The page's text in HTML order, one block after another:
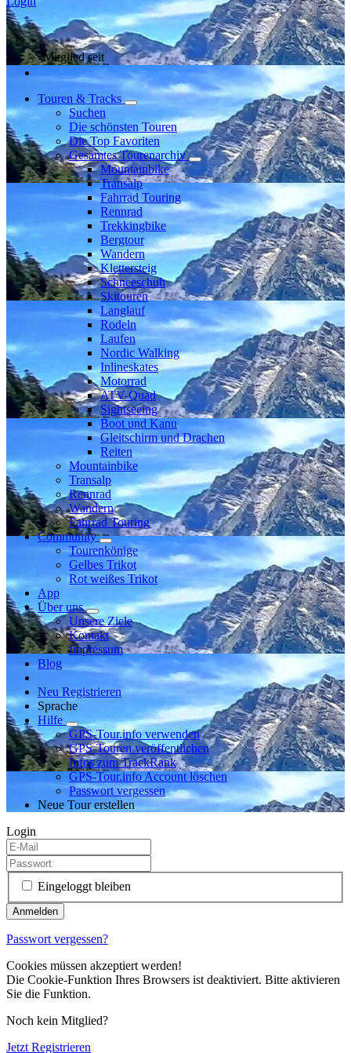
Mitglied seit
Touren & Tracks
Suchen
Die schönsten Touren
Die Top Favoriten
Gesamtes Tourenarchiv
Mountainbike
Transalp
Fahrrad Touring
Rennrad
Trekkingbike
Bergtour
Wandern
Klettersteig
Schneeschuh
Skitouren
Langlauf
Rodeln
Laufen
Nordic Walking
Inlineskates
Motorrad
ATV-Quad
Sightseeing
Boot und Kanu
Gleitschirm und Drachen
Reiten
Mountainbike
Transalp
Rennrad
Wandern
Fahrrad Touring
Community
Tourenkönige
Gelbes Trikot
Rot weißes Trikot
App
Über uns
Unsere Ziele
Kontakt
Impressum
Blog
Neu Registrieren
Sprache
Hilfe
GPS-Tour.info verwenden
GPS-Touren veröffentlichen
Infos zum TrackRank
GPS-Tour.info Account löschen
Passwort vergessen
Neue Tour erstellen
Login
Eingeloggt bleiben
Passwort vergessen?
Cookies müssen akzeptiert werden!
Die Cookie-Funktion Ihres Browsers ist deaktiviert. Bitte aktivieren
Sie die Funktion.
Noch kein Mitglied?
Jetzt Registrieren